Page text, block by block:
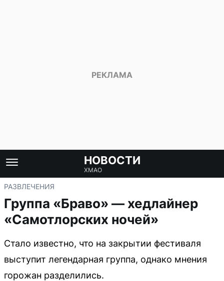
НОВОСТИ
ХМАО
РАЗВЛЕЧЕНИЯ
Группа «Браво» — хедлайнер
«Самотлорских ночей»
Стало известно, что на закрытии фестиваля
выступит легендарная группа, однако мнения
горожан разделились.